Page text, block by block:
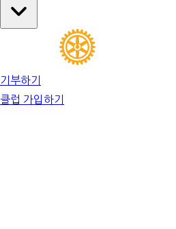
기부하기
클럽 가입하기